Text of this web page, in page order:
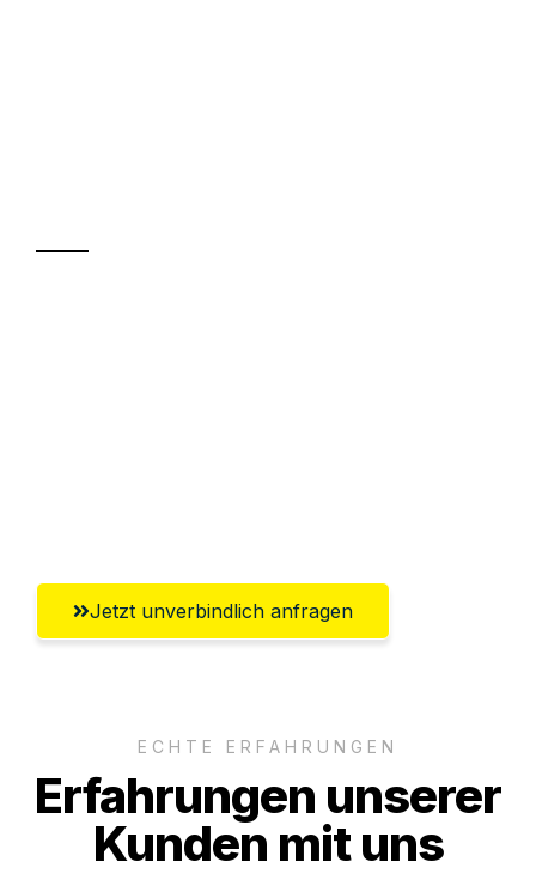
Jetzt unverbindlich anfragen
ECHTE ERFAHRUNGEN
Erfahrungen unserer
Kunden mit uns